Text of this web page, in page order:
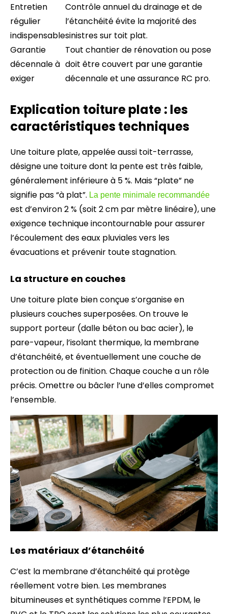
Entretien
régulier
indispensable
Contrôle annuel du drainage et de
l’étanchéité évite la majorité des
sinistres sur toit plat.
Garantie
décennale à
exiger
Tout chantier de rénovation ou pose
doit être couvert par une garantie
décennale et une assurance RC pro.
Explication toiture plate : les
caractéristiques techniques
Une toiture plate, appelée aussi toit-terrasse,
désigne une toiture dont la pente est très faible,
généralement inférieure à 5 %. Mais “plate” ne
signifie pas “à plat”. La pente minimale recommandée
est d’environ 2 % (soit 2 cm par mètre linéaire), une
exigence technique incontournable pour assurer
l’écoulement des eaux pluviales vers les
évacuations et prévenir toute stagnation.
La structure en couches
Une toiture plate bien conçue s’organise en
plusieurs couches superposées. On trouve le
support porteur (dalle béton ou bac acier), le
pare-vapeur, l’isolant thermique, la membrane
d’étanchéité, et éventuellement une couche de
protection ou de finition. Chaque couche a un rôle
précis. Omettre ou bâcler l’une d’elles compromet
l’ensemble.
Les matériaux d’étanchéité
C’est la membrane d’étanchéité qui protège
réellement votre bien. Les membranes
bitumineuses et synthétiques comme l’EPDM, le